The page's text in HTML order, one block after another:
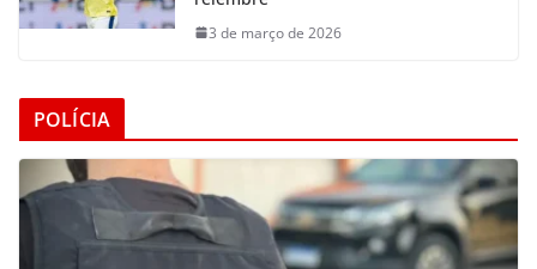
3 de março de 2026
POLÍCIA